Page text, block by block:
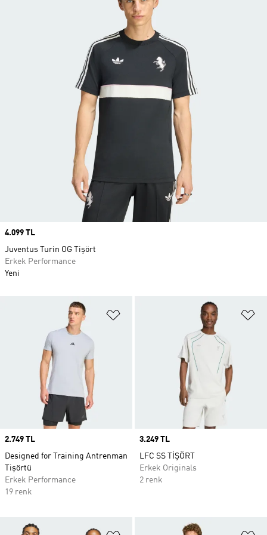
Favori Listesine Ekle
Price
2.749 TL
Designed for Training Antrenman
Tişörtü
Erkek Performance
19 renk
Price
3.249 TL
LFC SS TİŞÖRT
Erkek Originals
2 renk
Price
4.099 TL
Juventus Turin OG Tişört
Erkek Performance
Yeni